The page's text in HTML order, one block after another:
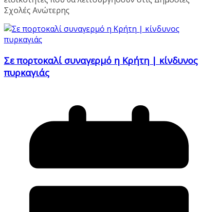
Σχολές Ανώτερης
Σε πορτοκαλί συναγερμό η Κρήτη | κίνδυνος
πυρκαγιάς